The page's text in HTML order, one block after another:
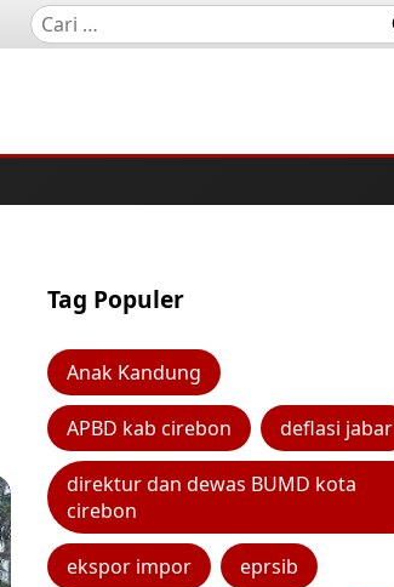
Tag Populer
Anak Kandung
APBD kab cirebon deflasi jabar
direktur dan dewas BUMD kota
cirebon
ekspor impor eprsib